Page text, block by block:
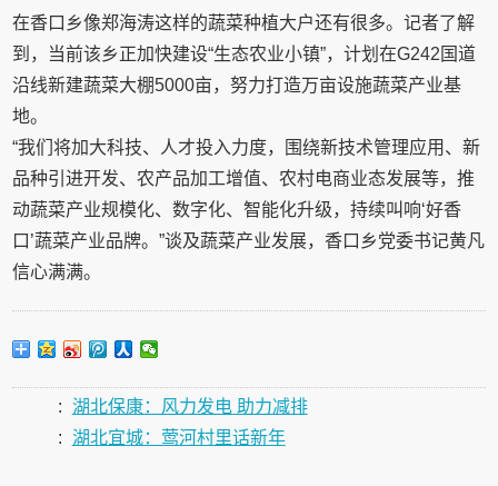
在香口乡像郑海涛这样的蔬菜种植大户还有很多。记者了解
到，当前该乡正加快建设“生态农业小镇”，计划在G242国道
沿线新建蔬菜大棚5000亩，努力打造万亩设施蔬菜产业基
地。
“我们将加大科技、人才投入力度，围绕新技术管理应用、新
品种引进开发、农产品加工增值、农村电商业态发展等，推
动蔬菜产业规模化、数字化、智能化升级，持续叫响‘好香
口’蔬菜产业品牌。”谈及蔬菜产业发展，香口乡党委书记黄凡
信心满满。
: 湖北保康：风力发电 助力减排
: 湖北宜城：莺河村里话新年